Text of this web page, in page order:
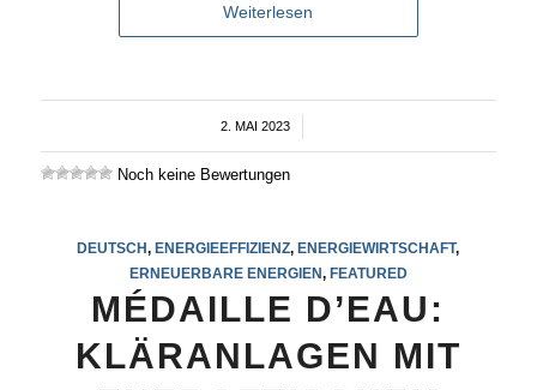
Weiterlesen
2. MAI 2023
/
Noch keine Bewertungen
DEUTSCH,ENERGIEEFFIZIENZ,ENERGIEWIRTSCHAFT,
ERNEUERBARE ENERGIEN, FEATURED
MÉDAILLE D’EAU:
KLÄRANLAGEN MIT